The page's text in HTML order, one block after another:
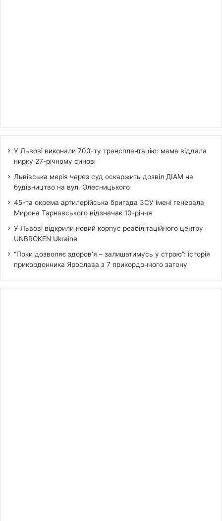
У Львові виконали 700-ту трансплантацію: мама віддала
нирку 27-річному синові
Львівська мерія через суд оскаржить дозвіл ДІАМ на
будівництво на вул. Олесницького
45-та окрема артилерійська бригада ЗСУ імені генерала
Мирона Тарнавського відзначає 10-річчя
У Львові відкрили новий корпус реабілітаційного центру
UNBROKEN Ukraine
“Поки дозволяє здоров’я – залишатимусь у строю”: історія
прикордонника Ярослава з 7 прикордонного загону